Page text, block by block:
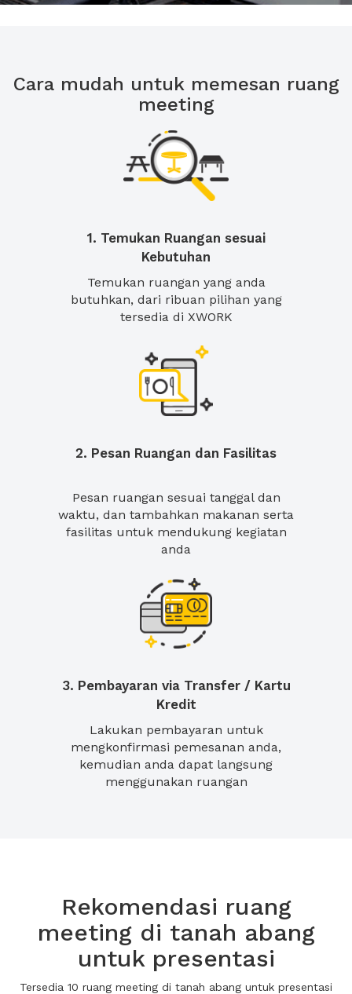
Cara mudah untuk memesan ruang
meeting
1. Temukan Ruangan sesuai
Kebutuhan
Temukan ruangan yang anda
butuhkan, dari ribuan pilihan yang
tersedia di XWORK
2. Pesan Ruangan dan Fasilitas
Pesan ruangan sesuai tanggal dan
waktu, dan tambahkan makanan serta
fasilitas untuk mendukung kegiatan
anda
3. Pembayaran via Transfer / Kartu
Kredit
Lakukan pembayaran untuk
mengkonfirmasi pemesanan anda,
kemudian anda dapat langsung
menggunakan ruangan
Rekomendasi ruang
meeting di tanah abang
untuk presentasi
Tersedia 10 ruang meeting di tanah abang untuk presentasi